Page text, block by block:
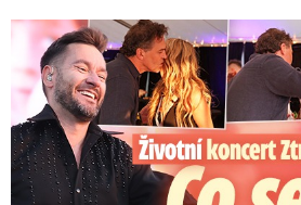
Koncert Ztraceného na Letné: Jágr